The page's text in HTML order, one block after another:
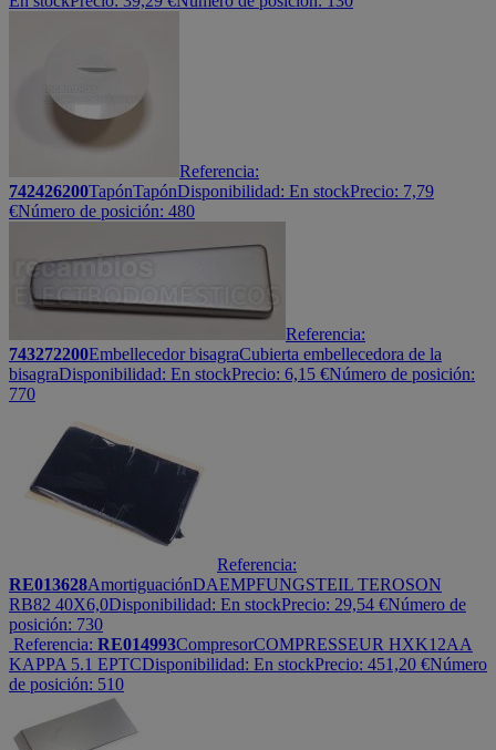
Referencia:
742426200TapónTapónDisponibilidad: En stockPrecio: 7,79
€Número de posición: 480
Referencia:
743272200Embellecedor bisagraCubierta embellecedora de la
bisagraDisponibilidad: En stockPrecio: 6,15 €Número de posición:
770
Referencia:
RE013628AmortiguaciónDAEMPFUNGSTEIL TEROSON
RB82 40X6,0Disponibilidad: En stockPrecio: 29,54 €Número de
posición: 730
Referencia: RE014993CompresorCOMPRESSEUR HXK12AA
KAPPA 5.1 EPTCDisponibilidad: En stockPrecio: 451,20 €Número
de posición: 510